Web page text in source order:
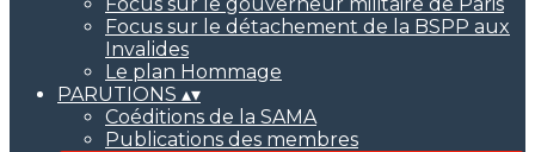
Focus sur le détachement de la BSPP aux
Invalides
Le plan Hommage
PARUTIONS ▴▾
Coéditions de la SAMA
Publications des membres